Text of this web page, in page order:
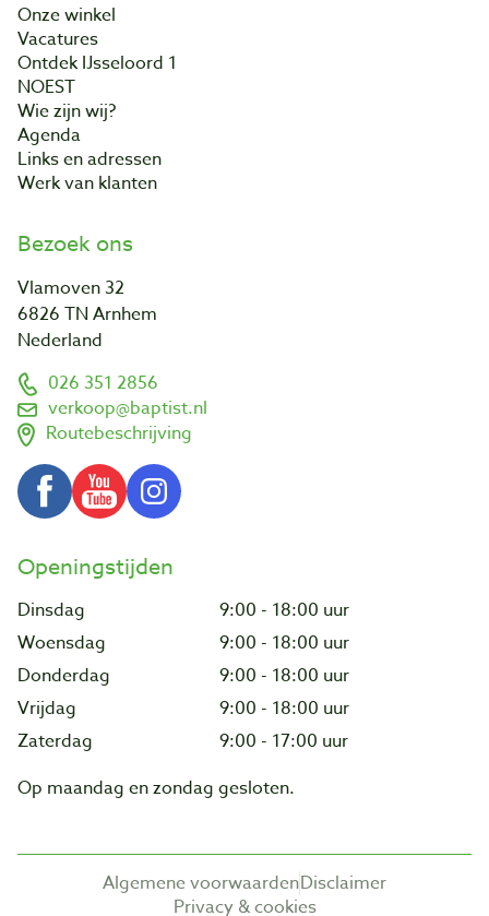
Onze winkel
Vacatures
Ontdek IJsseloord 1
NOEST
Wie zijn wij?
Agenda
Links en adressen
Werk van klanten
Bezoek ons
Vlamoven 32
6826 TN Arnhem
Nederland
026 351 2856
verkoop@baptist.nl
Routebeschrijving
Openingstijden
Dinsdag
9:00 - 18:00 uur
Woensdag
9:00 - 18:00 uur
Donderdag
9:00 - 18:00 uur
Vrijdag
9:00 - 18:00 uur
Zaterdag
9:00 - 17:00 uur
Op maandag en zondag gesloten.
Algemene voorwaardenDisclaimer
Privacy & cookies